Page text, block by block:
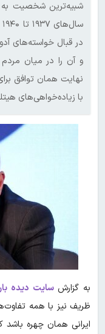
شبیه‌ترین شخصیت به
در قبال خواسته‌های
و آن را در میان
نهایت همان توافق
با زیاده‌خواهی‌های
به گزارشسایت دیده
ظریف نیز با همه
ایرانی همان چهره باشد